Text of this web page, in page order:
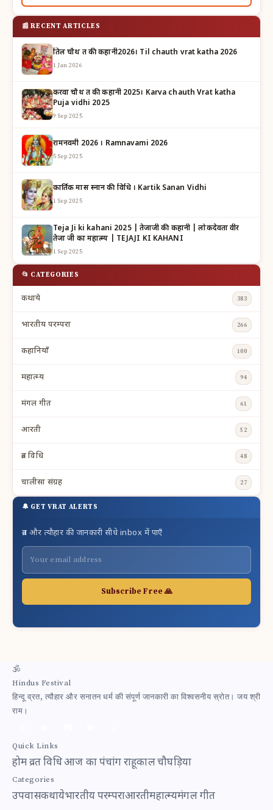
📰 RECENT ARTICLES
तिल चौथ व्रत की कहानी2026। Til chauth vrat katha 2026
1 Jan 2026
करवा चौथ व्रत की कहानी 2025। Karva chauth Vrat katha
Puja vidhi 2025
9 Sep 2025
रामनवमी 2026 । Ramnavami 2026
5 Sep 2025
कार्तिक मास स्नान की विधि । Kartik Sanan Vidhi
1 Sep 2025
Teja Ji ki kahani 2025 | तेजाजी की कहानी | लोकदेवता वीर
तेजा जी का महात्म्य | TEJAJI KI KAHANI
1 Sep 2025
📂 CATEGORIES
कथाये 383
भारतीय परम्परा 266
कहानियाँ 100
महात्म्य 94
मंगल गीत 61
आरती 52
व्रत विधि 48
चालीसा संग्रह 27
🔔 GET VRAT ALERTS
व्रत और त्यौहार की जानकारी सीधे inbox में पाएँ
Subscribe Free 🙏
🕉
Hindus Festival
हिन्दू व्रत, त्यौहार और सनातन धर्म की संपूर्ण जानकारी का विश्वसनीय स्रोत। जय श्री
राम।
Quick Links
होमव्रत विधिआज का पंचांगराहूकालचौघड़िया
Categories
उपवासकथायेभारतीय परम्पराआरतीमहात्म्यमंगल गीत